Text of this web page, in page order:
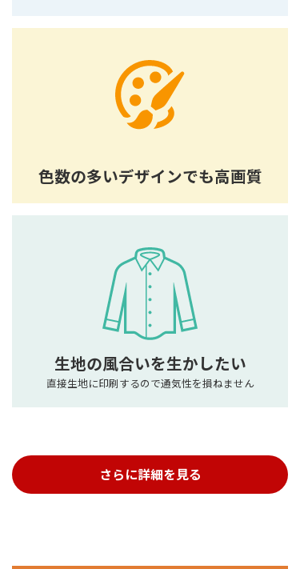
色数の多いデザインでも高画質
生地の風合いを生かしたい
直接生地に印刷するので通気性を損ねません
さらに詳細を見る